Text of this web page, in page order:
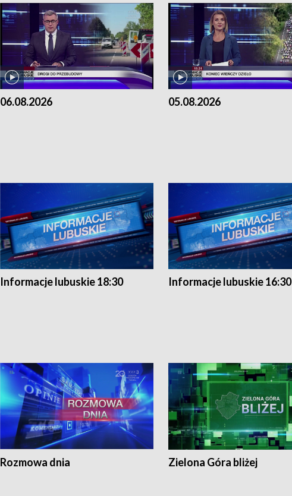
06.08.2026 05.08.2026
Informacje lubuskie 18:30 Informacje lubuskie 16:30
Rozmowa dnia Zielona Góra bliżej